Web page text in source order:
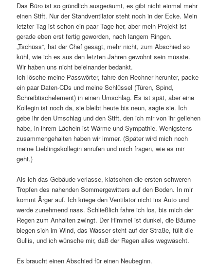
Das Büro ist so gründlich ausgeräumt, es gibt nicht einmal mehr
einen Stift. Nur der Standventilator steht noch in der Ecke. Mein
letzter Tag ist schon ein paar Tage her, aber mein Projekt ist
gerade eben erst fertig geworden, nach langem Ringen.
„Tschüss“, hat der Chef gesagt, mehr nicht, zum Abschied so
kühl, wie ich es aus den letzten Jahren gewohnt sein müsste.
Wir haben uns nicht beieinander bedankt.
Ich lösche meine Passwörter, fahre den Rechner herunter, packe
ein paar Daten-CDs und meine Schlüssel (Türen, Spind,
Schreibtischelement) in einen Umschlag. Es ist spät, aber eine
Kollegin ist noch da, sie bleibt heute bis neun, sagte sie. Ich
gebe ihr den Umschlag und den Stift, den ich mir von ihr geliehen
habe, in ihrem Lächeln ist Wärme und Sympathie. Wenigstens
zusammengehalten haben wir immer. (Später wird mich noch
meine Lieblingskollegin anrufen und mich fragen, wie es mir
geht.)
Als ich das Gebäude verlasse, klatschen die ersten schweren
Tropfen des nahenden Sommergewitters auf den Boden. In mir
kommt Ärger auf. Ich kriege den Ventilator nicht ins Auto und
werde zunehmend nass. Schließlich fahre ich los, bis mich der
Regen zum Anhalten zwingt. Der Himmel ist dunkel, die Bäume
biegen sich im Wind, das Wasser steht auf der Straße, füllt die
Gullis, und ich wünsche mir, daß der Regen alles wegwäscht.
Es braucht einen Abschied für einen Neubeginn.